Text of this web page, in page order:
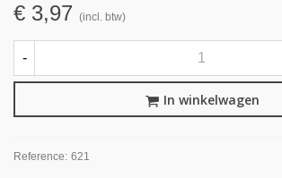
€ 3,97 (incl. btw)
-
In winkelwagen
Reference: 621